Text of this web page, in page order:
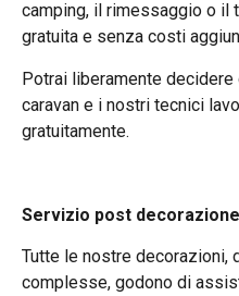
camping, il rimessaggio o il
gratuita e senza costi
Potrai liberamente
caravan e i nostri tecnici
gratuitamente.
Servizio post
Tutte le nostre decorazioni,
complesse, godono di